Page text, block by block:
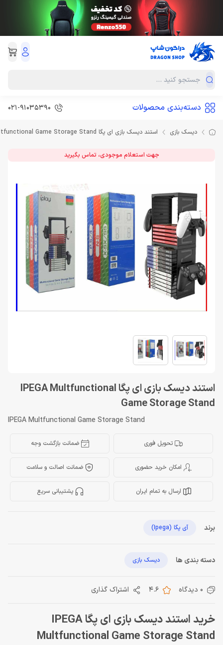
دسته‌بندی محصولات 021-91035390
دیسک بازی استند دیسک بازی ای پگا IPEGA Multfunctional Game Storage Stand
جهت استعلام موجودی، تماس بگیرید
استند دیسک بازی ای پگا IPEGA Multfunctional
Game Storage Stand
IPEGA Multfunctional Game Storage Stand
تحویل فوری ضمانت بازگشت وجه
امکان خرید حضوری ضمانت اصالت و سلامت
ارسال به تمام ایران پشتیبانی سریع
برند آی پگا (Ipega)
دسته بندی ها دیسک بازی
0 دیدگاه 4.6 اشتراک گذاری
خرید استند دیسک بازی ای پگا IPEGA
Multfunctional Game Storage Stand